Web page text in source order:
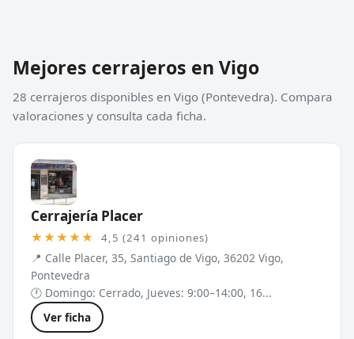
Mejores cerrajeros en Vigo
28 cerrajeros disponibles en Vigo (Pontevedra). Compara
valoraciones y consulta cada ficha.
Cerrajería Placer
★★★★★ 4,5 (241 opiniones)
📍 Calle Placer, 35, Santiago de Vigo, 36202 Vigo,
Pontevedra
🕐 Domingo: Cerrado, Jueves: 9:00–14:00, 16...
Ver ficha